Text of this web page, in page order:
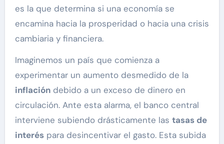
es la que determina si una economía se
encamina hacia la prosperidad o hacia una crisis
cambiaria y financiera.
Imaginemos un país que comienza a
experimentar un aumento desmedido de la
inflacióndebido a un exceso de dinero en
circulación. Ante esta alarma, el banco central
interviene subiendo drásticamente las tasas de
interéspara desincentivar el gasto. Esta subida